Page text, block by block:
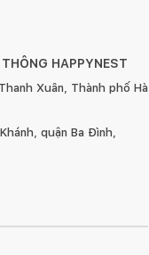
HAPPYNEST
Xuân, Thành phố Hà
quận Ba Đình,